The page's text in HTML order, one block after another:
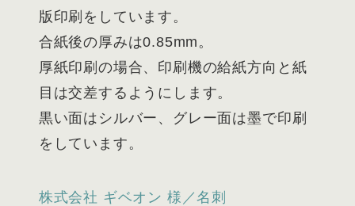
版印刷をしています。
合紙後の厚みは0.85mm。
厚紙印刷の場合、印刷機の給紙方向と紙
目は交差するようにします。
黒い面はシルバー、グレー面は墨で印刷
をしています。
株式会社 ギベオン 様／名刺